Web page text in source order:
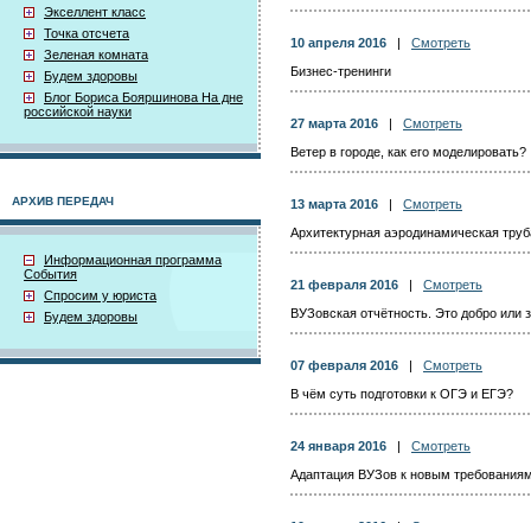
Экселлент класс
Точка отсчета
Зеленая комната
Будем здоровы
Блог Бориса Бояршинова На дне
российской науки
АРХИВ ПЕРЕДАЧ
Информационная программа
События
Спросим у юриста
Будем здоровы
10 апреля 2016
Смотреть
Бизнес-тренинги
27 марта 2016
Смотреть
Ветер в городе, как его моделировать?
13 марта 2016
Смотреть
Архитектурная аэродинамическая
21 февраля 2016
Смотреть
ВУЗовская отчётность. Это добро или
07 февраля 2016
Смотреть
В чём суть подготовки к ОГЭ и ЕГЭ?
24 января 2016
Смотреть
Адаптация ВУЗов к новым